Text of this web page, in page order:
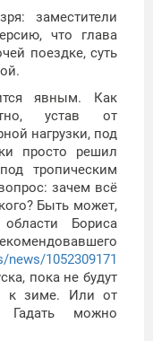
заместители
что глава
поездке, суть
явным. Как
устав от
нагрузки, под
просто решил
тропическим
зачем всё
Быть может,
Бориса
news/1052309171
пока не будут
к зиме. Или от
можно